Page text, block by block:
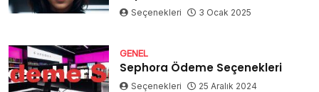
Seçenekleri 3 Ocak 2025
GENEL
Sephora Ödeme Seçenekleri
Seçenekleri 25 Aralık 2024